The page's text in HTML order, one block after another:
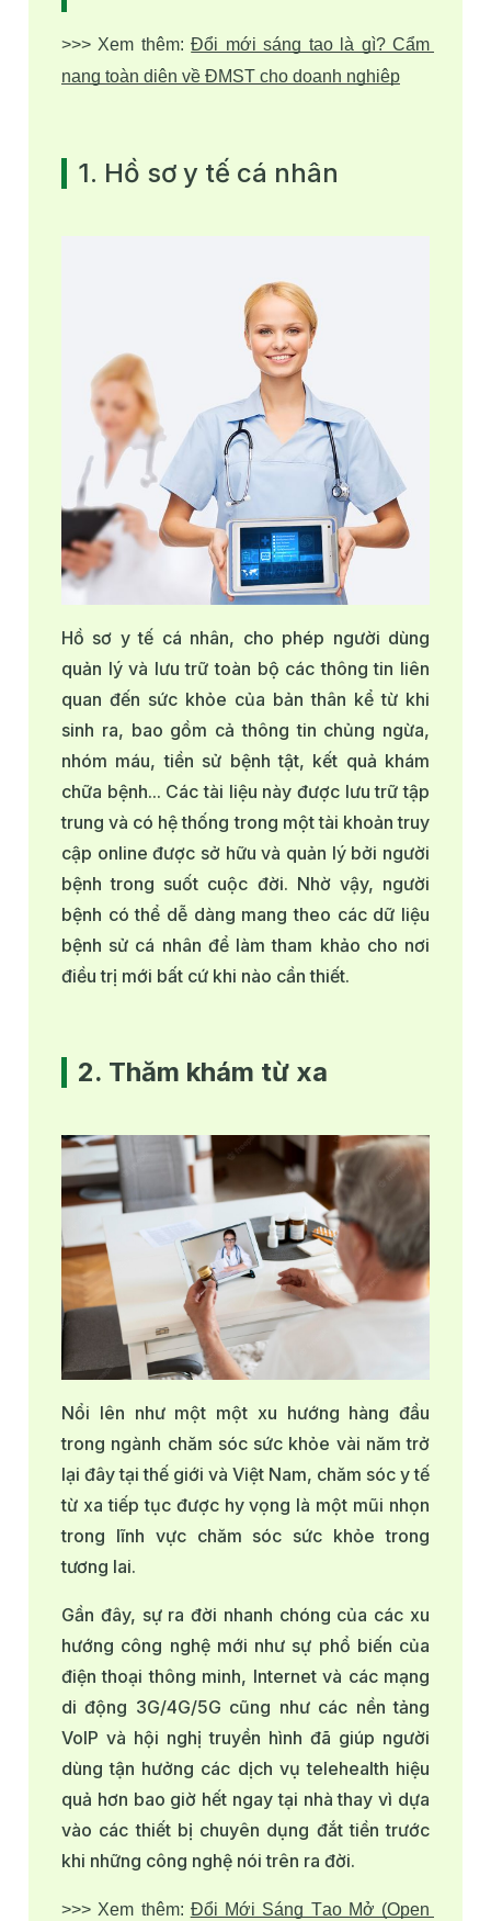
>>> Xem thêm: Đổi mới sáng tạo là gì? Cẩm
nang toàn diện về ĐMST cho doanh nghiệp
1. Hồ sơ y tế cá nhân
Hồ sơ y tế cá nhân, cho phép người dùng
quản lý và lưu trữ toàn bộ các thông tin liên
quan đến sức khỏe của bản thân kể từ khi
sinh ra, bao gồm cả thông tin chủng ngừa,
nhóm máu, tiền sử bệnh tật, kết quả khám
chữa bệnh... Các tài liệu này được lưu trữ tập
trung và có hệ thống trong một tài khoản truy
cập online được sở hữu và quản lý bởi người
bệnh trong suốt cuộc đời. Nhờ vậy, người
bệnh có thể dễ dàng mang theo các dữ liệu
bệnh sử cá nhân để làm tham khảo cho nơi
điều trị mới bất cứ khi nào cần thiết.
2. Thăm khám từ xa
Nổi lên như một một xu hướng hàng đầu
trong ngành chăm sóc sức khỏe vài năm trở
lại đây tại thế giới và Việt Nam, chăm sóc y tế
từ xa tiếp tục được hy vọng là một mũi nhọn
trong lĩnh vực chăm sóc sức khỏe trong
tương lai.
Gần đây, sự ra đời nhanh chóng của các xu
hướng công nghệ mới như sự phổ biến của
điện thoại thông minh, Internet và các mạng
di động 3G/4G/5G cũng như các nền tảng
VoIP và hội nghị truyền hình đã giúp người
dùng tận hưởng các dịch vụ telehealth hiệu
quả hơn bao giờ hết ngay tại nhà thay vì dựa
vào các thiết bị chuyên dụng đắt tiền trước
khi những công nghệ nói trên ra đời.
>>> Xem thêm: Đổi Mới Sáng Tạo Mở (Open